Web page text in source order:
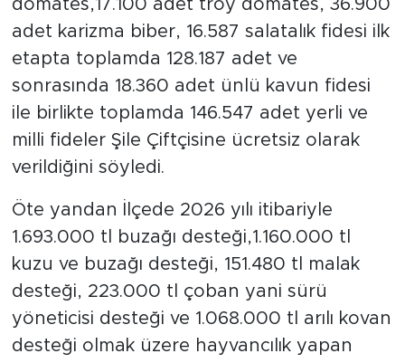
domates,17.100 adet troy domates, 36.900
adet karizma biber, 16.587 salatalık fidesi ilk
etapta toplamda 128.187 adet ve
sonrasında 18.360 adet ünlü kavun fidesi
ile birlikte toplamda 146.547 adet yerli ve
milli fideler Şile Çiftçisine ücretsiz olarak
verildiğini söyledi.
Öte yandan İlçede 2026 yılı itibariyle
1.693.000 tl buzağı desteği,1.160.000 tl
kuzu ve buzağı desteği, 151.480 tl malak
desteği, 223.000 tl çoban yani sürü
yöneticisi desteği ve 1.068.000 tl arılı kovan
desteği olmak üzere hayvancılık yapan